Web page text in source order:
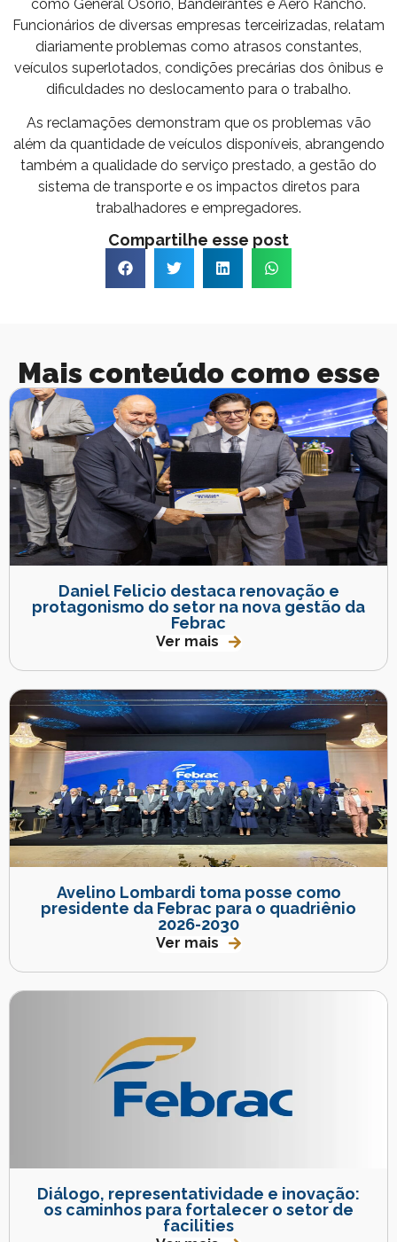
como General Osório, Bandeirantes e Aero Rancho.
Funcionários de diversas empresas terceirizadas, relatam
diariamente problemas como atrasos constantes,
veículos superlotados, condições precárias dos ônibus e
dificuldades no deslocamento para o trabalho.
As reclamações demonstram que os problemas vão
além da quantidade de veículos disponíveis, abrangendo
também a qualidade do serviço prestado, a gestão do
sistema de transporte e os impactos diretos para
trabalhadores e empregadores.
Compartilhe esse post
Mais conteúdo como esse
Daniel Felicio destaca renovação e
protagonismo do setor na nova gestão da
Febrac
Ver mais
Avelino Lombardi toma posse como
presidente da Febrac para o quadriênio
2026-2030
Ver mais
Diálogo, representatividade e inovação:
os caminhos para fortalecer o setor de
facilities